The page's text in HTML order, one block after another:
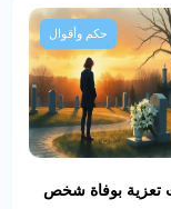
حكم وأقوال
تعزية بوفاة شخص